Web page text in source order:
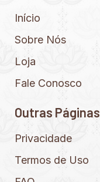
Início
Sobre Nós
Loja
Fale Conosco
Outras Páginas
Privacidade
Termos de Uso